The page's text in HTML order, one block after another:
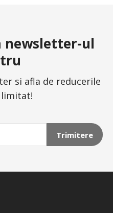
newsletter-ul
si afla de reducerile
Trimitere